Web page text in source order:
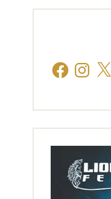
FacebookInstagram
X